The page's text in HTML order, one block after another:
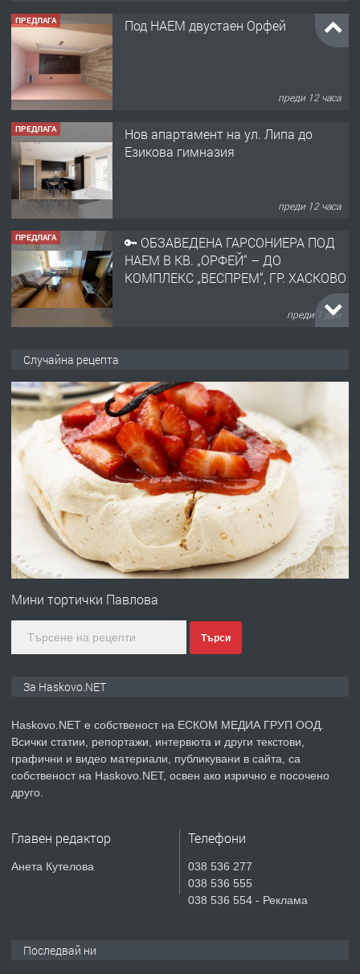
ПРЕДЛАГА Под НАЕМ двустаен Орфей
преди 12 часа
ПРЕДЛАГА
Нов апартамент на ул. Липа до
Езикова гимназия
преди 12 часа
ПРЕДЛАГА
🔑 ОБЗАВЕДЕНА ГАРСОНИЕРА ПОД
НАЕМ В КВ. „ОРФЕЙ“ – ДО
КОМПЛЕКС „ВЕСПРЕМ“, ГР. ХАСКОВО
преди 1 ден
АПАРТАМЕНТ В ЦЕНТЪРА НА ГР.
ХАСКОВО
преди 2 дни
ПРЕДЛАГА Давам гараж под наем
преди 2 дни
ПРЕДЛАГА
№4120 Магазин/Офис под наем в кв.
градската градина!
преди 3 дни
ПРЕДЛАГА
Продавам парцел в гр. Хасково кв.
СГЛОБЯВАНЕ НА МЕБЕЛИ.
Случайна рецепта
Мини тортички Павлова
Търси
За Haskovo.NET
Haskovo.NET е собственост на ЕСКОМ МЕДИА ГРУП ООД.
Всички статии, репортажи, интервюта и други текстови,
графични и видео материали, публикувани в сайта, са
собственост на Haskovo.NET, освен ако изрично е посочено
друго.
Главен редактор
Анета Кутелова
Телефони
038 536 277
038 536 555
038 536 554 - Реклама
Последвай ни